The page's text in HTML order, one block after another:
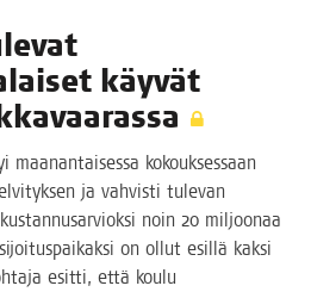
käy­vät
maa­nan­tai­ses­sa kokouk­ses­saan
ja vah­vis­ti tule­van
noin 20 mil­joo­naa
on ollut esil­lä kak­si
esit­ti, että kou­lu